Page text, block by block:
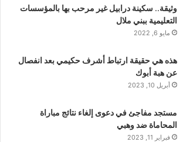
وثيقة.. سكينة درابيل غير مرحب بها بالمؤسسات
التعليمية ببني ملال
مايو 6, 2022
هذه هي حقيقة ارتباط أشرف حكيمي بعد انفصال
عن هبة أبوك
أبريل 10, 2023
مستجد مفاجئ في دعوى إلغاء نتائج مباراة
المحاماة ضد وهبي
فبراير 11, 2023